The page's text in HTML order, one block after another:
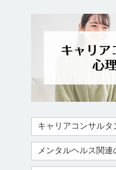
キャリアコンサルタ
メンタルヘルス関連